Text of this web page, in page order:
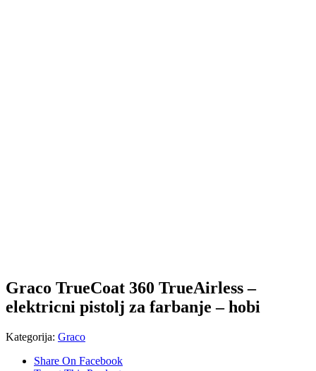
Graco TrueCoat 360 TrueAirless –
elektricni pistolj za farbanje – hobi
Kategorija: Graco
Share On Facebook